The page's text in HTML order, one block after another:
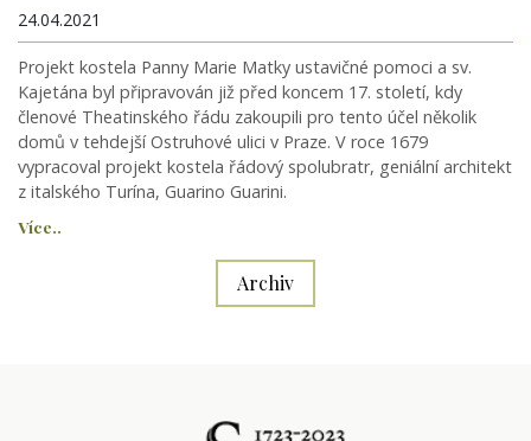
24.04.2021
Projekt kostela Panny Marie Matky ustavičné pomoci a sv.
Kajetána byl připravován již před koncem 17. století, kdy
členové Theatinského řádu zakoupili pro tento účel několik
domů v tehdejší Ostruhové ulici v Praze. V roce 1679
vypracoval projekt kostela řádový spolubratr, geniální architekt
z italského Turína, Guarino Guarini.
Více..
Archiv